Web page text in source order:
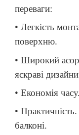
переваги:
• Легкість
поверхню.
• Широкий
яскраві
• Економія
•
балконі.